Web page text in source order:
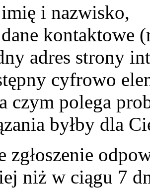
i nazwisko,
kontaktowe
adres strony
cyfrowo
czym polega
byłby dla
zgłoszenie
niż w ciągu 7